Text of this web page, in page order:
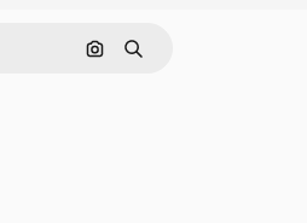
Поиск по изображению
Поиск